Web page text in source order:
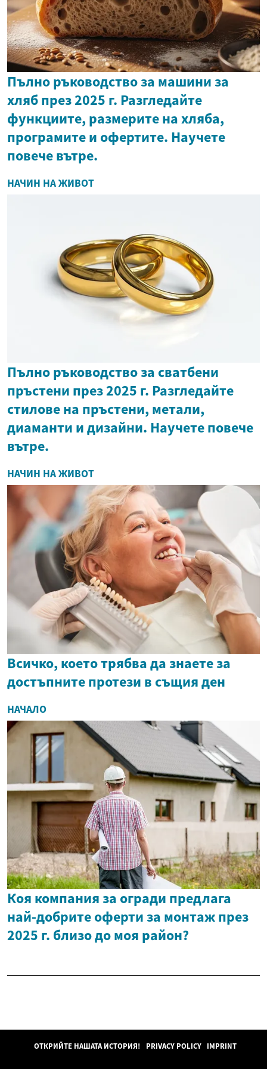
Пълно ръководство за машини за
хляб през 2025 г. Разгледайте
функциите, размерите на хляба,
програмите и офертите. Научете
повече вътре.
НАЧИН НА ЖИВОТ
Пълно ръководство за сватбени
пръстени през 2025 г. Разгледайте
стилове на пръстени, метали,
диаманти и дизайни. Научете повече
вътре.
НАЧИН НА ЖИВОТ
Всичко, което трябва да знаете за
достъпните протези в същия ден
НАЧАЛО
Коя компания за огради предлага
най-добрите оферти за монтаж през
2025 г. близо до моя район?
ОТКРИЙТЕ НАШАТА ИСТОРИЯ! PRIVACY POLICY IMPRINT